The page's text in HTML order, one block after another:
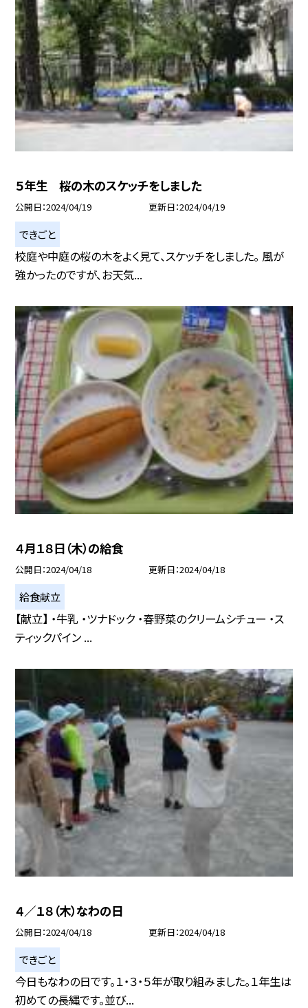
５年生 桜の木のスケッチをしました
公開日 2024/04/19 更新日 2024/04/19
できごと
校庭や中庭の桜の木をよく見て、スケッチをしました。 風が
強かったのですが、お天気...
４月１８日（木）の給食
公開日 2024/04/18 更新日 2024/04/18
給食献立
【献立】 ・牛乳 ・ツナドック ・春野菜のクリームシチュー ・ス
ティックパイン ...
４／１８（木）なわの日
公開日 2024/04/18 更新日 2024/04/18
できごと
今日もなわの日です。１・３・５年が取り組みました。１年生は
初めての長縄です。並び...